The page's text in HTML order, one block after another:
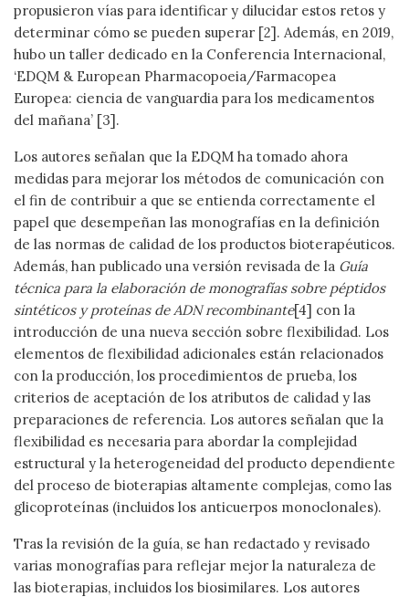
propusieron vías para identificar y dilucidar estos retos y
determinar cómo se pueden superar [2]. Además, en 2019,
hubo un taller dedicado en la Conferencia Internacional,
‘EDQM & European Pharmacopoeia/Farmacopea
Europea: ciencia de vanguardia para los medicamentos
del mañana’ [3].
Los autores señalan que la EDQM ha tomado ahora
medidas para mejorar los métodos de comunicación con
el fin de contribuir a que se entienda correctamente el
papel que desempeñan las monografías en la definición
de las normas de calidad de los productos bioterapéuticos.
Además, han publicado una versión revisada de la Guía
técnica para la elaboración de monografías sobre péptidos
sintéticos y proteínas de ADN recombinante[4] con la
introducción de una nueva sección sobre flexibilidad. Los
elementos de flexibilidad adicionales están relacionados
con la producción, los procedimientos de prueba, los
criterios de aceptación de los atributos de calidad y las
preparaciones de referencia. Los autores señalan que la
flexibilidad es necesaria para abordar la complejidad
estructural y la heterogeneidad del producto dependiente
del proceso de bioterapias altamente complejas, como las
glicoproteínas (incluidos los anticuerpos monoclonales).
Tras la revisión de la guía, se han redactado y revisado
varias monografías para reflejar mejor la naturaleza de
las bioterapias, incluidos los biosimilares. Los autores